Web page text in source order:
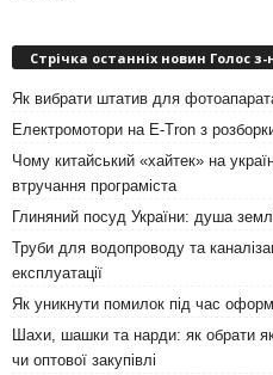
Стрічка останніх новин Голос з-
Як вибрати штатив для
Електромотори на E-Tron з
Чому китайський «хайтек» на
втручання програміста
Глиняний посуд України: душа
Труби для водопроводу та
експлуатації
Як уникнути помилок під час
Шахи, шашки та нарди: як обрати
чи оптової закупівлі